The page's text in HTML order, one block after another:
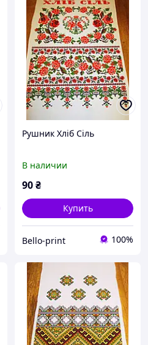
Рушник Хліб Сіль
В наличии
90₴
Купить
Bello-print 100%